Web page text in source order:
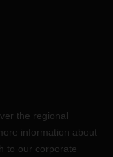
the regional
information about
to our corporate